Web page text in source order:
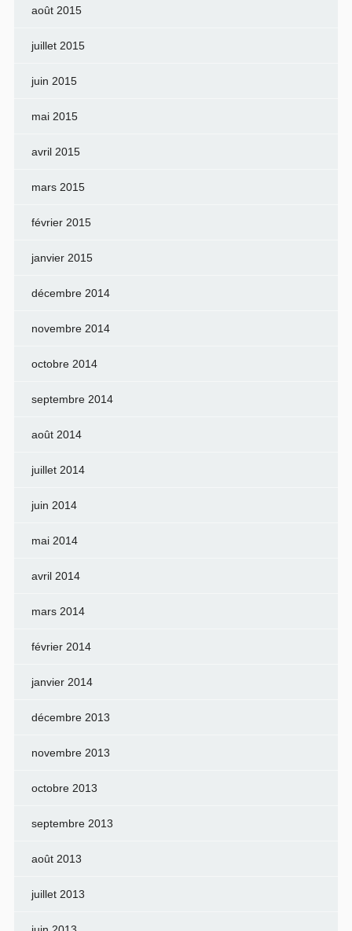
août 2015
juillet 2015
juin 2015
mai 2015
avril 2015
mars 2015
février 2015
janvier 2015
décembre 2014
novembre 2014
octobre 2014
septembre 2014
août 2014
juillet 2014
juin 2014
mai 2014
avril 2014
mars 2014
février 2014
janvier 2014
décembre 2013
novembre 2013
octobre 2013
septembre 2013
août 2013
juillet 2013